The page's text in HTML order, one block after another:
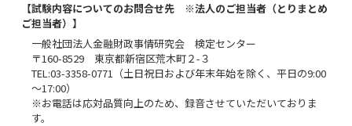
【試験内容についてのお問合せ先 ※法人のご担当者（とりまとめ
ご担当者）】
一般社団法人金融財政事情研究会 検定センター
〒160-8529 東京都新宿区荒木町２-３
TEL:03-3358-0771（土日祝日および年末年始を除く、平日の9:00
～17:00）
※お電話は応対品質向上のため、録音させていただいておりま
す。